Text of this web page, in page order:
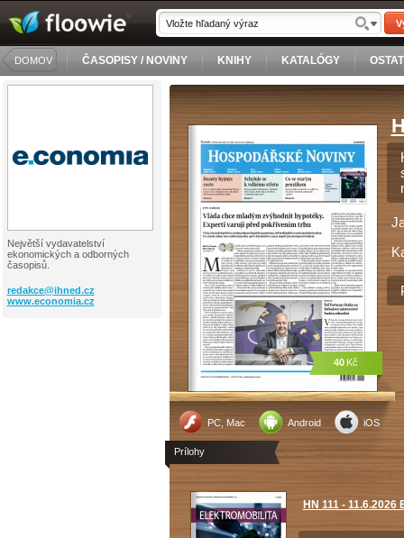
DOMOV ČASOPISY / NOVINY KNIHY KATALÓGY
Největší vydavatelství
ekonomických a odborných
časopisů.
redakce@ihned.cz
www.economia.cz
PC, Mac Android iOS
40 Kč
Prílohy
HN 111 -